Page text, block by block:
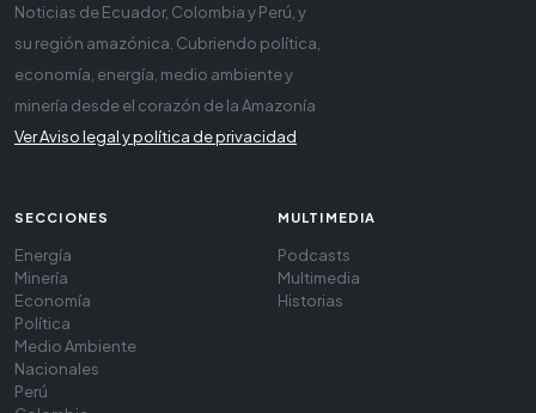
Noticias de Ecuador, Colombia y Perú, y
su región amazónica. Cubriendo política,
economía, energía, medio ambiente y
minería desde el corazón de la Amazonía
Ver Aviso legal y política de privacidad
SECCIONES
Energía
Minería
Economía
Política
Medio Ambiente
Nacionales
Perú
MULTIMEDIA
Podcasts
Multimedia
Historias